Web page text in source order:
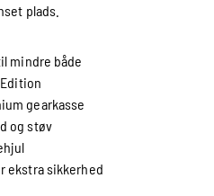
plads.
mindre både
gearkasse
og støv
ekstra sikkerhed